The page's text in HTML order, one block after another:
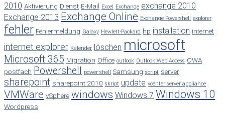
2010 Aktivierung Dienst E-Mail Excel Exchange exchange 2010
Exchange 2013 Exchange Online Exchange Powershell explorer
fehler Fehlermeldung Galaxy Hewlett-Packard hp installation internet
internet explorer Kalender löschen microsoft
Microsoft 365 Migration Office outlook Outlook Web Access OWA
postfach Powershell power shell Samsung script server
sharepoint sharepoint 2010 skript update vcenter server appliance
VMWare vSphere windows Windows 7 Windows 10
Wordpress